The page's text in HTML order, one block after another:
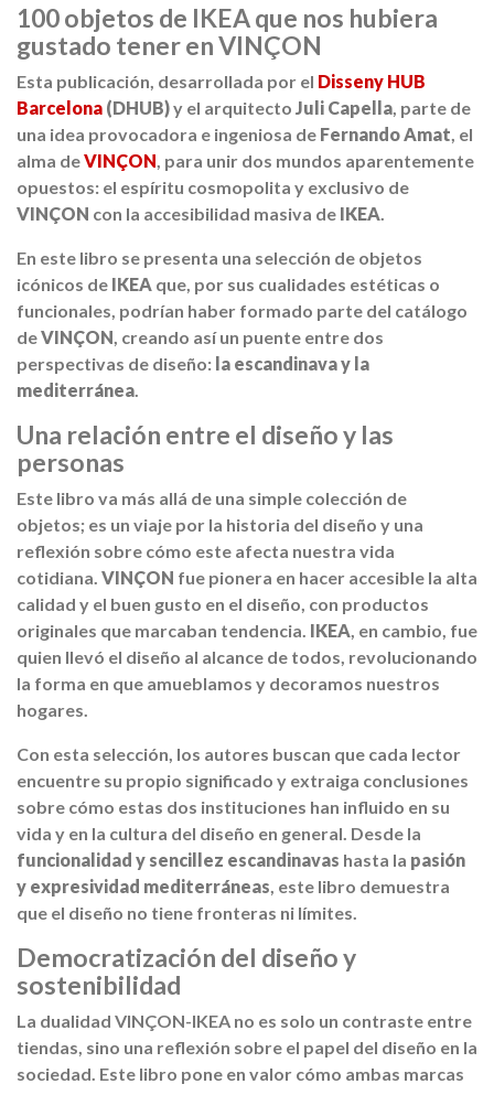
100 objetos de IKEA que nos hubiera
gustado tener en VINÇON
Esta publicación, desarrollada por el Disseny HUB
Barcelona (DHUB)y el arquitecto Juli Capella, parte de
una idea provocadora e ingeniosa de Fernando Amat, el
alma deVINÇON, para unir dos mundos aparentemente
opuestos: el espíritu cosmopolita y exclusivo de
VINÇON con la accesibilidad masiva de IKEA.
En este libro se presenta una selección de objetos
icónicos de IKEA que, por sus cualidades estéticas o
funcionales, podrían haber formado parte del catálogo
deVINÇON, creando así un puente entre dos
perspectivas de diseño: la escandinava y la
mediterránea.
Una relación entre el diseño y las
personas
Este libro va más allá de una simple colección de
objetos; es un viaje por la historia del diseño y una
reflexión sobre cómo este afecta nuestra vida
cotidiana. VINÇON fue pionera en hacer accesible la alta
calidad y el buen gusto en el diseño, con productos
originales que marcaban tendencia. IKEA, en cambio, fue
quien llevó el diseño al alcance de todos, revolucionando
la forma en que amueblamos y decoramos nuestros
hogares.
Con esta selección, los autores buscan que cada lector
encuentre su propio significado y extraiga conclusiones
sobre cómo estas dos instituciones han influido en su
vida y en la cultura del diseño en general. Desde la
funcionalidad y sencillez escandinavas hasta la pasión
y expresividad mediterráneas, este libro demuestra
que el diseño no tiene fronteras ni límites.
Democratización del diseño y
sostenibilidad
La dualidad VINÇON-IKEA no es solo un contraste entre
tiendas, sino una reflexión sobre el papel del diseño en la
sociedad. Este libro pone en valor cómo ambas marcas